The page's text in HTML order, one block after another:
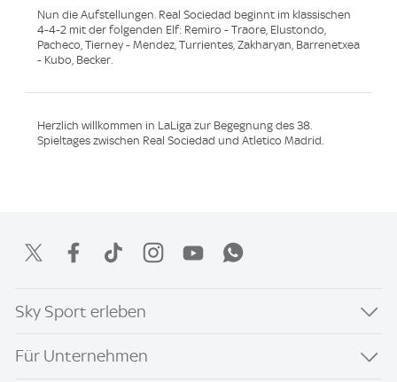
Nun die Aufstellungen. Real Sociedad beginnt im klassischen
4-4-2 mit der folgenden Elf: Remiro - Traore, Elustondo,
Pacheco, Tierney - Mendez, Turrientes, Zakharyan, Barrenetxea
- Kubo, Becker.
Herzlich willkommen in LaLiga zur Begegnung des 38.
Spieltages zwischen Real Sociedad und Atletico Madrid.
Sky Sport erleben
Für Unternehmen